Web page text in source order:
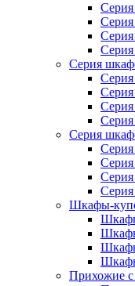
Серия
Серия
Шкафы-
Прихожие с